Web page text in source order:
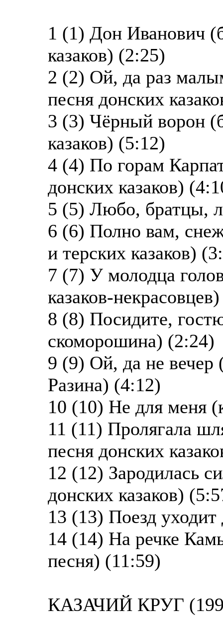
1 (1) Дон Иванович
казаков) (2:25)
2 (2) Ой, да раз
песня донских
3 (3) Чёрный ворон
казаков) (5:12)
4 (4) По горам
донских казаков)
5 (5) Любо, братцы,
6 (6) Полно вам,
и терских казаков)
7 (7) У молодца
казаков-
8 (8) Посидите,
скоморошина) (2:24)
9 (9) Ой, да не вечер
Разина) (4:12)
10 (10) Не для меня
11 (11) Пролягала
песня донских
12 (12) Зародилась
донских казаков)
13 (13) Поезд
14 (14) На речке
песня) (11:59)
КАЗАЧИЙ КРУГ